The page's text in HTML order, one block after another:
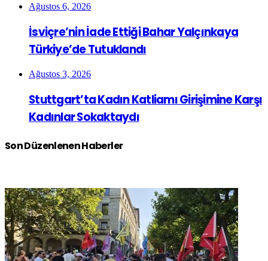
Ağustos 6, 2026
İsviçre’nin İade Ettiği Bahar Yalçınkaya
Türkiye’de Tutuklandı
Ağustos 3, 2026
Stuttgart’ta Kadın Katliamı Girişimine Karşı
Kadınlar Sokaktaydı
Son Düzenlenen Haberler